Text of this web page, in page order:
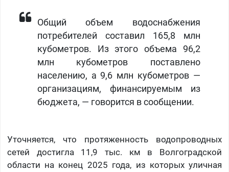
Общий объем водоснабжения
потребителей составил 165,8 млн
кубометров. Из этого объема 96,2
млн кубометров поставлено
населению, а 9,6 млн кубометров —
организациям, финансируемым из
бюджета, — говорится в сообщении.
Уточняется, что протяженность водопроводных
сетей достигла 11,9 тыс. км в Волгоградской
области на конец 2025 года, из которых уличная